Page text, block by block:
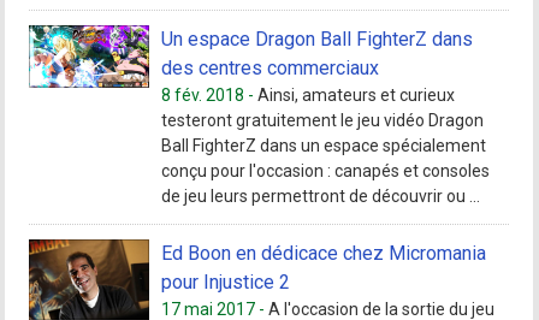
Un espace Dragon Ball FighterZ dans
des centres commerciaux
8 fév. 2018 -Ainsi, amateurs et curieux
testeront gratuitement le jeu vidéo Dragon
Ball FighterZ dans un espace spécialement
conçu pour l'occasion : canapés et consoles
de jeu leurs permettront de découvrir ou ...
Ed Boon en dédicace chez Micromania
pour Injustice 2
17 mai 2017 -A l'occasion de la sortie du jeu